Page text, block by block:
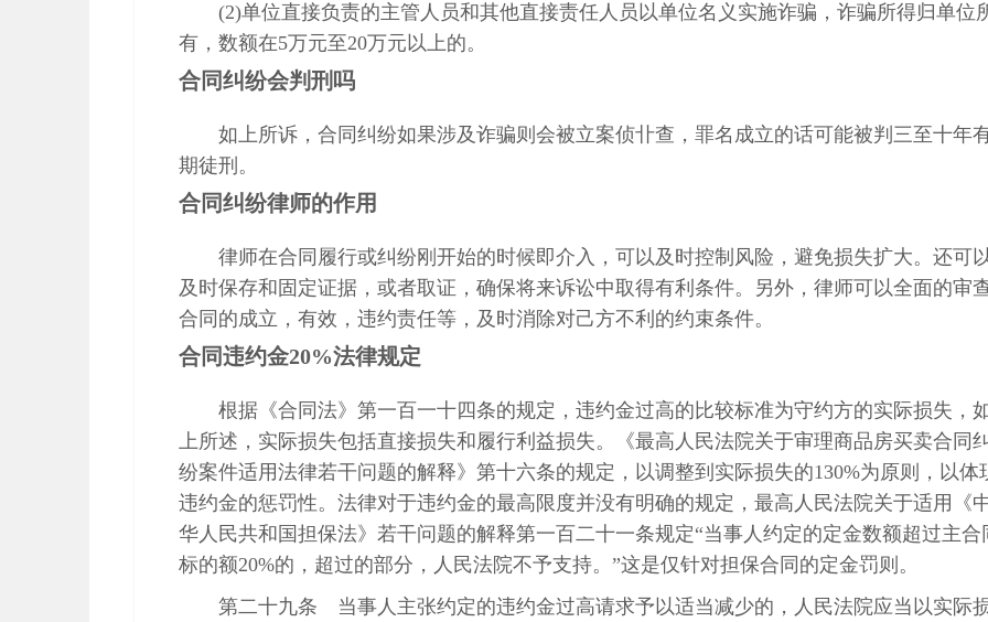
(2)单位直接负责的主管人员和其他直接责任人员以单位名义实施诈骗，诈骗所得归单位
有，数额在5万元至20万元以上的。
合同纠纷会判刑吗
如上所诉，合同纠纷如果涉及诈骗则会被立案侦卝查，罪名成立的话可能被判三至十年
期徒刑。
合同纠纷律师的作用
律师在合同履行或纠纷刚开始的时候即介入，可以及时控制风险，避免损失扩大。还可
及时保存和固定证据，或者取证，确保将来诉讼中取得有利条件。另外，律师可以全面的审
合同的成立，有效，违约责任等，及时消除对己方不利的约束条件。
合同违约金20%法律规定
根据《合同法》第一百一十四条的规定，违约金过高的比较标准为守约方的实际损失，
上所述，实际损失包括直接损失和履行利益损失。《最高人民法院关于审理商品房买卖合同纠
纷案件适用法律若干问题的解释》第十六条的规定，以调整到实际损失的130%为原则，以体
违约金的惩罚性。法律对于违约金的最高限度并没有明确的规定，最高人民法院关于适用《
华人民共和国担保法》若干问题的解释第一百二十一条规定“当事人约定的定金数额超过主合
标的额20%的，超过的部分，人民法院不予支持。”这是仅针对担保合同的定金罚则。
第二十九条 当事人主张约定的违约金过高请求予以适当减少的，人民法院应当以实际